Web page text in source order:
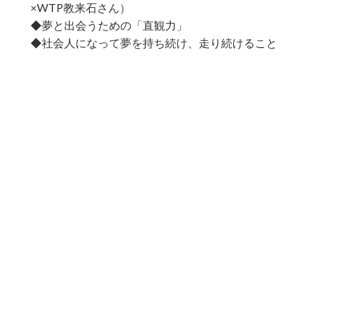
×WTP教来石さん）
◆夢と出会うための「直観力」
◆社会人になって夢を持ち続け、走り続けること